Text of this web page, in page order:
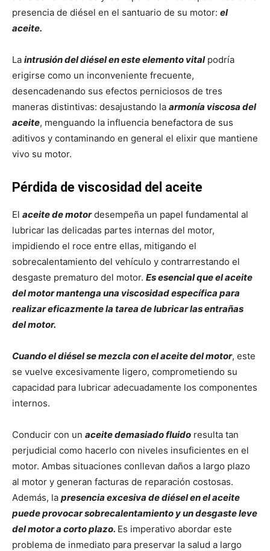
presencia de diésel en el santuario de su motor: el
aceite.
La intrusión del diésel en este elemento vitalpodría
erigirse como un inconveniente frecuente,
desencadenando sus efectos perniciosos de tres
maneras distintivas: desajustando la armonía viscosa del
aceite, menguando la influencia benefactora de sus
aditivos y contaminando en general el elixir que mantiene
vivo su motor.
Pérdida de viscosidad del aceite
El aceite de motordesempeña un papel fundamental al
lubricar las delicadas partes internas del motor,
impidiendo el roce entre ellas, mitigando el
sobrecalentamiento del vehículo y contrarrestando el
desgaste prematuro del motor. Es esencial que el aceite
del motor mantenga una viscosidad específica para
realizar eficazmente la tarea de lubricar las entrañas
del motor.
Cuando el diésel se mezcla con el aceite del motor, este
se vuelve excesivamente ligero, comprometiendo su
capacidad para lubricar adecuadamente los componentes
internos.
Conducir con un aceite demasiado fluido resulta tan
perjudicial como hacerlo con niveles insuficientes en el
motor. Ambas situaciones conllevan daños a largo plazo
al motor y generan facturas de reparación costosas.
Además, la presencia excesiva de diésel en el aceite
puede provocar sobrecalentamiento y un desgaste leve
del motor a corto plazo. Es imperativo abordar este
problema de inmediato para preservar la salud a largo